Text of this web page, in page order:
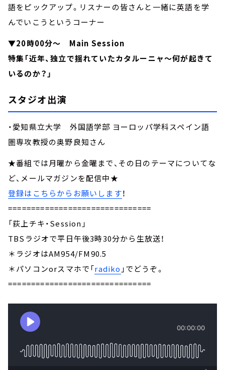
語をピックアップ。リスナーの皆さんと一緒に英語を学
んでいこうというコーナー
▼20時00分～ Main Session
特集「近年、独立で揺れていたカタルーニャ～何が起きて
いるのか？」
スタジオ出演
・愛知県立大学 外国語学部 ヨーロッパ学科スペイン語
圏専攻教授の奥野良知さん
★番組では月曜から金曜まで、その日のテーマについてな
ど、メールマガジンを配信中★
登録はこちらからお願いします！
===============================
「荻上チキ・Session」
TBSラジオで平日午後3時30分から生放送！
＊ラジオはAM954/FM90.5
＊パソコンorスマホで「radiko 」でどうぞ。
===============================